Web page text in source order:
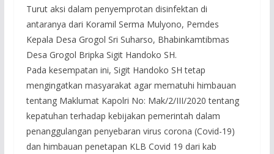
Turut aksi dalam penyemprotan disinfektan di
antaranya dari Koramil Serma Mulyono, Pemdes
Kepala Desa Grogol Sri Suharso, Bhabinkamtibmas
Desa Grogol Bripka Sigit Handoko SH.
Pada kesempatan ini, Sigit Handoko SH tetap
mengingatkan masyarakat agar mematuhi himbauan
tentang Maklumat Kapolri No: Mak/2/III/2020 tentang
kepatuhan terhadap kebijakan pemerintah dalam
penanggulangan penyebaran virus corona (Covid-19)
dan himbauan penetapan KLB Covid 19 dari kab